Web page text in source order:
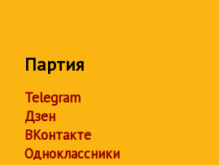
Партия
Telegram
Дзен
ВКонтакте
Одноклассники